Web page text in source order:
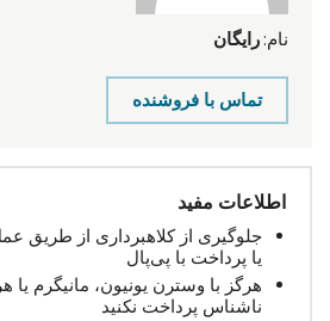
نام: رایگان
تماس با فروشنده
اطلاعات مفید
جلوگیری از کلاهبرداری از طریق
یا پرداخت با پی‌پال
هرگز با وسترن یونیون، مانیگرم
ناشناس پرداخت نکنید